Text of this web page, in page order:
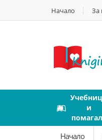
Начало За
и
Начало